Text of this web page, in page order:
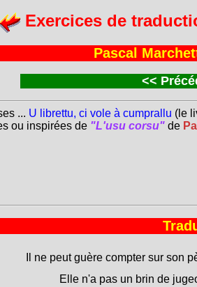
Exercices de
Pascal
<<
... U librettu, ci vole à cumprallu (le
ou inspirées de "L'usu corsu" de
Il ne peut guère compter sur son
Elle n'a pas un brin de